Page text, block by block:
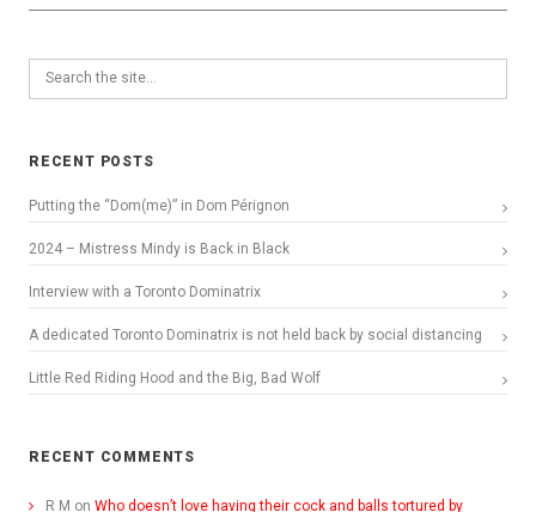
RECENT POSTS
Putting the “Dom(me)” in Dom Pérignon
2024 – Mistress Mindy is Back in Black
Interview with a Toronto Dominatrix
A dedicated Toronto Dominatrix is not held back by social distancing
Little Red Riding Hood and the Big, Bad Wolf
RECENT COMMENTS
R M on Who doesn’t love having their cock and balls tortured by